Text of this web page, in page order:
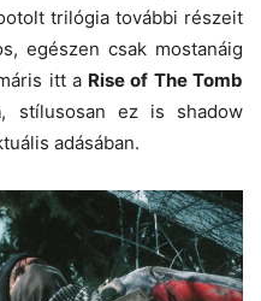
trilógia további részeit
egészen csak mostanáig
itt a Rise of The Tomb
, stílusosan ez is shadow
adásában.